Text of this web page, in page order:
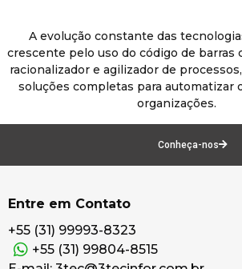
A evolução constante das
crescente pelo uso do código de
racionalizador e agilizador de
soluções completas para automatizar
organizações.
Conheça-nos
Entre em Contato
+55 (31) 99993-8323
+55 (31) 99804-8515